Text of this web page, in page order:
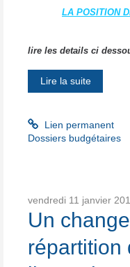
LA POSITION
lire les details ci
Lire la suite
Lien permanent
Dossiers budgétaires
vendredi 11 janvier
Un
répartition